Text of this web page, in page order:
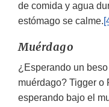
de comida y agua
estómago se calme.
Muérdago
¿Esperando un
muérdago? Tigger o
esperando bajo el